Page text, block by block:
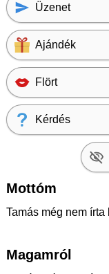
Üzenet
Ajándék
Flört
Kérdés
Mottóm
Tamás még nem
Magamról